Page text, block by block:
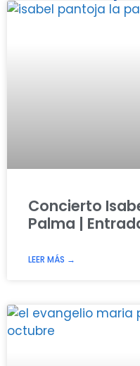
Concierto
Palma |
LEER MÁS →